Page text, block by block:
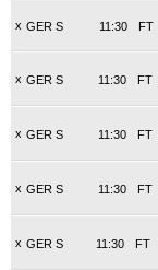
x GER S FT
11:30
x GER S FT
11:30
x GER S FT
11:30
x GER S FT
11:30
x GER S FT
11:30